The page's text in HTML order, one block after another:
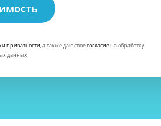
приватности, а также даю своесогласиена обработку
данных